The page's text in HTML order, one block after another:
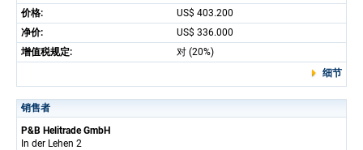
价格:
US$ 403.200
净价:
US$ 336.000
增值税规定:
对 (20%)
细节
销售者
P&B Helitrade GmbH
In der Lehen 2